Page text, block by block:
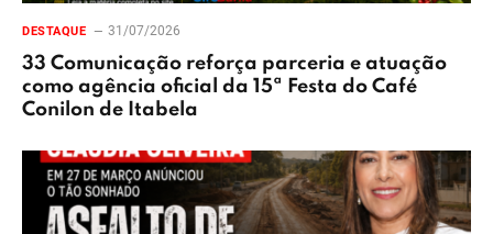
DESTAQUE 31/07/2026
33 Comunicação reforça parceria e atuação
como agência oficial da 15ª Festa do Café
Conilon de Itabela